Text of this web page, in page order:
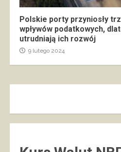
Polskie porty przyniosły
wpływów podatkowych,
utrudniają ich rozwój
9 lutego 2024